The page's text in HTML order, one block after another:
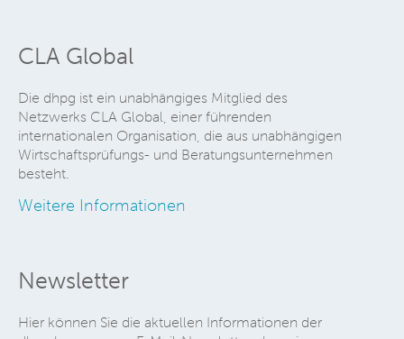
CLA Global
Die dhpg ist ein unabhängiges Mitglied des
Netzwerks CLA Global, einer führenden
internationalen Organisation, die aus unabhängigen
Wirtschaftsprüfungs- und Beratungsunternehmen
besteht.
Weitere Informationen
Newsletter
Hier können Sie die aktuellen Informationen der